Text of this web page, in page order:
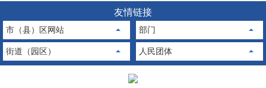
友情链接
市（县）区网站 部门
街道（园区） 人民团体